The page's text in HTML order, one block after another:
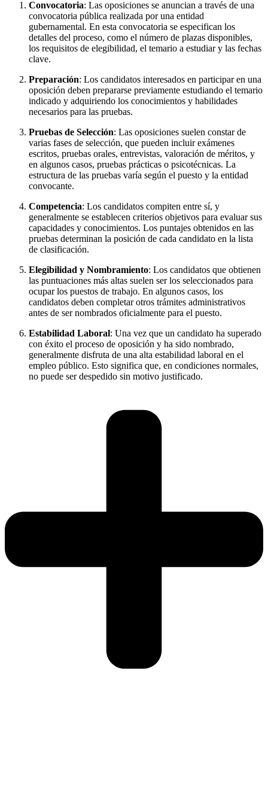
Convocatoria: Las oposiciones se anuncian a través de una
convocatoria pública realizada por una entidad
gubernamental. En esta convocatoria se especifican los
detalles del proceso, como el número de plazas disponibles,
los requisitos de elegibilidad, el temario a estudiar y las fechas
clave.
Preparación: Los candidatos interesados en participar en una
oposición deben prepararse previamente estudiando el temario
indicado y adquiriendo los conocimientos y habilidades
necesarios para las pruebas.
Pruebas de Selección: Las oposiciones suelen constar de
varias fases de selección, que pueden incluir exámenes
escritos, pruebas orales, entrevistas, valoración de méritos, y
en algunos casos, pruebas prácticas o psicotécnicas. La
estructura de las pruebas varía según el puesto y la entidad
convocante.
Competencia: Los candidatos compiten entre sí, y
generalmente se establecen criterios objetivos para evaluar sus
capacidades y conocimientos. Los puntajes obtenidos en las
pruebas determinan la posición de cada candidato en la lista
de clasificación.
Elegibilidad y Nombramiento: Los candidatos que obtienen
las puntuaciones más altas suelen ser los seleccionados para
ocupar los puestos de trabajo. En algunos casos, los
candidatos deben completar otros trámites administrativos
antes de ser nombrados oficialmente para el puesto.
Estabilidad Laboral: Una vez que un candidato ha superado
con éxito el proceso de oposición y ha sido nombrado,
generalmente disfruta de una alta estabilidad laboral en el
empleo público. Esto significa que, en condiciones normales,
no puede ser despedido sin motivo justificado.